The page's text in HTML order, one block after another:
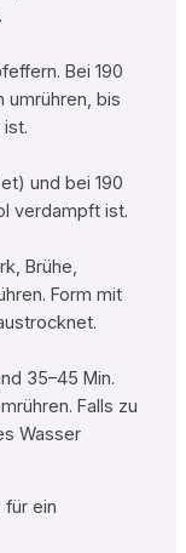
Bei 190
umrühren, bis
und bei 190
verdampft ist.
Brühe,
Form mit
35–45 Min.
Falls zu
Wasser
für ein